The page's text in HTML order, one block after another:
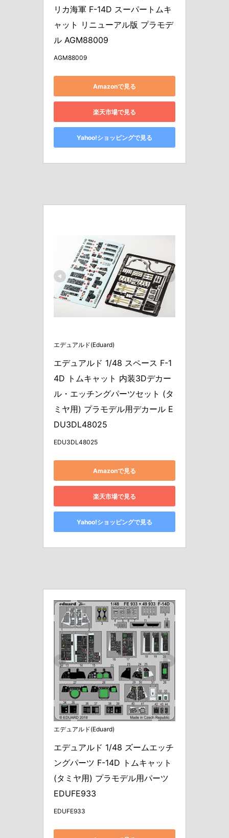
リカ海軍 F-14D スーパートムキ
ャット リニューアル版 プラモデ
ル AGM88009
AGM88009
Amazonで見る
楽天市場で見る
Yahoo!ショッピングで見る
エデュアルド(Eduard)
エデュアルド 1/48 スペース F-1
4D トムキャット 内装3Dデカー
ル・エッチングパーツセット (タ
ミヤ用) プラモデル用デカール E
DU3DL48025
EDU3DL48025
Amazonで見る
楽天市場で見る
Yahoo!ショッピングで見る
エデュアルド(Eduard)
エデュアルド 1/48 ズームエッチ
ングパーツ F-14D トムキャット
(タミヤ用) プラモデル用パーツ
EDUFE933
EDUFE933